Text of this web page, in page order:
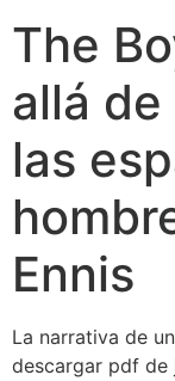
The
allá
las
Ennis
La narrativa de
descargar pdf de